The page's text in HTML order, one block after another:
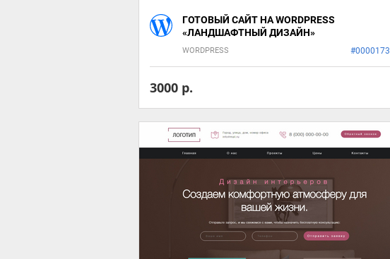
ГОТОВЫЙ САЙТ НА WORDPRESS
«ЛАНДШАФТНЫЙ ДИЗАЙН»
WORDPRESS #0000173
3000 р.